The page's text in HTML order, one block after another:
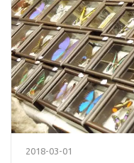
2018-03-01